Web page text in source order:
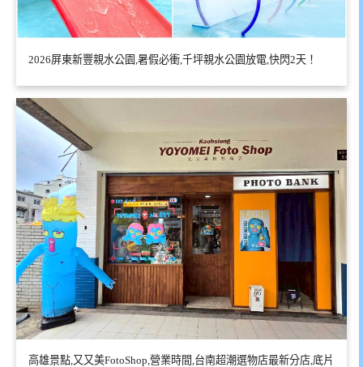
2026屏東新豐親水公園,暑假必衝,千坪親水公園放電,快閃2天！
高雄景點,又又美FotoShop,營業時間,台南超潮選物店最新分店,底片